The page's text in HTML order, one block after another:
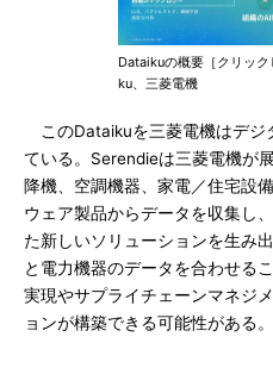
Dataikuの概要［クリッ
ku、三菱電機
このDataikuを三菱電機はデジ
ている。Serendieは三菱電機が
降機、空調機器、家電／住宅設
ウェア製品からデータを収集し
た新しいソリューションを生み
と電力機器のデータを合わせる
実現やサプライチェーンマネジ
ョンが構築できる可能性がある。